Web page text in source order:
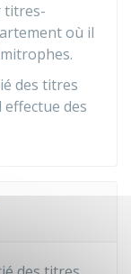
titres-
où il
des titres
effectue des